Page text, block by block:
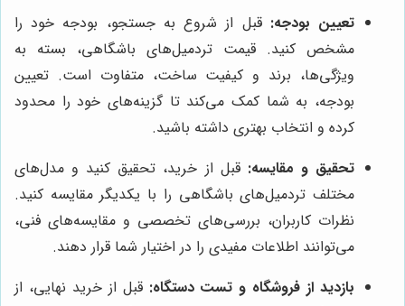
تعیین بودجه: قبل از شروع به جستجو، بودجه خود را
مشخص کنید. قیمت تردمیل‌های باشگاهی، بسته به
ویژگی‌ها، برند و کیفیت ساخت، متفاوت است. تعیین
بودجه، به شما کمک می‌کند تا گزینه‌های خود را محدود
کرده و انتخاب بهتری داشته باشید.
تحقیق و مقایسه: قبل از خرید، تحقیق کنید و مدل‌های
مختلف تردمیل‌های باشگاهی را با یکدیگر مقایسه کنید.
نظرات کاربران، بررسی‌های تخصصی و مقایسه‌های فنی،
می‌توانند اطلاعات مفیدی را در اختیار شما قرار دهند.
بازدید از فروشگاه و تست دستگاه: قبل از خرید نهایی، از